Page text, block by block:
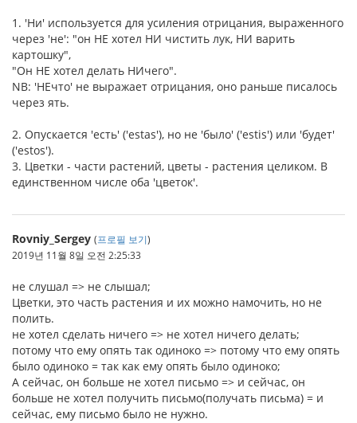
1. 'Ни' используется для усиления отрицания, выраженного
через 'не': "он НЕ хотел НИ чистить лук, НИ варить
картошку",
"Он НЕ хотел делать НИчего".
NB: 'НЕчто' не выражает отрицания, оно раньше писалось
через ять.
2. Опускается 'есть' ('estas'), но не 'было' ('estis') или 'будет'
('estos').
3. Цветки - части растений, цветы - растения целиком. В
единственном числе оба 'цветок'.
Rovniy_Sergey (프로필 보기)
2019년 11월 8일 오전 2:25:33
не слушал => не слышал;
Цветки, это часть растения и их можно намочить, но не
полить.
не хотел сделать ничего => не хотел ничего делать;
потому что ему опять так одиноко => потому что ему опять
было одиноко = так как ему опять было одиноко;
А сейчас, он больше не хотел письмо => и сейчас, он
больше не хотел получить письмо(получать письма) = и
сейчас, ему письмо было не нужно.